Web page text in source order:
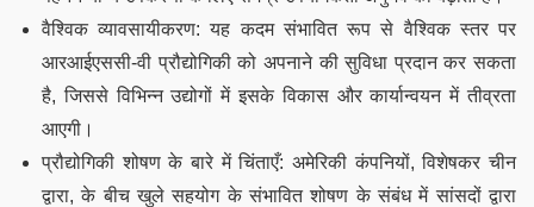
वैश्विक व्यावसायीकरण: यह कदम संभावित रूप से वैश्विक स्तर पर
आरआईएससी-वी प्रौद्योगिकी को अपनाने की सुविधा प्रदान कर सकता
है, जिससे विभिन्न उद्योगों में इसके विकास और कार्यान्वयन में तीव्रता
आएगी।
प्रौद्योगिकी शोषण के बारे में चिंताएँ: अमेरिकी कंपनियों, विशेषकर चीन
द्वारा, के बीच खुले सहयोग के संभावित शोषण के संबंध में सांसदों द्वारा